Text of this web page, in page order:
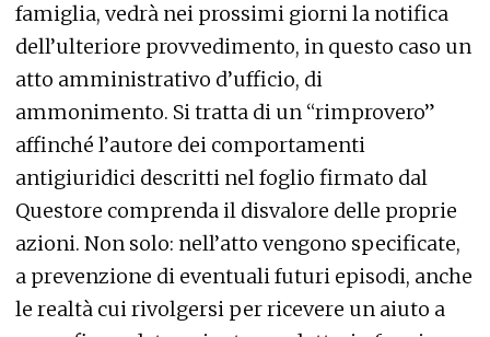
famiglia, vedrà nei prossimi giorni la notifica
dell’ulteriore provvedimento, in questo caso un
atto amministrativo d’ufficio, di
ammonimento. Si tratta di un “rimprovero”
affinché l’autore dei comportamenti
antigiuridici descritti nel foglio firmato dal
Questore comprenda il disvalore delle proprie
azioni. Non solo: nell’atto vengono specificate,
a prevenzione di eventuali futuri episodi, anche
le realtà cui rivolgersi per ricevere un aiuto a